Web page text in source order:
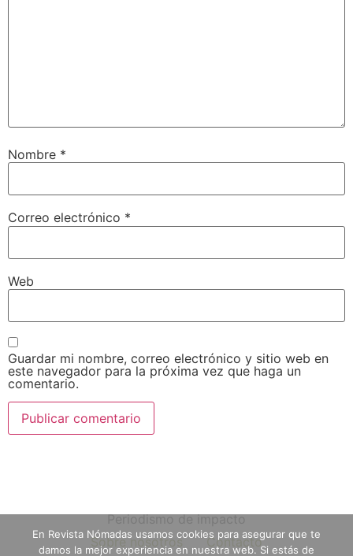
Nombre *
Correo electrónico *
Web
Guardar mi nombre, correo electrónico y sitio web en
este navegador para la próxima vez que haga un
comentario.
Periodismo de impacto
Sobre nosotros
Contacto
En Revista Nómadas usamos cookies para asegurar que te
damos la mejor experiencia en nuestra web. Si estás de